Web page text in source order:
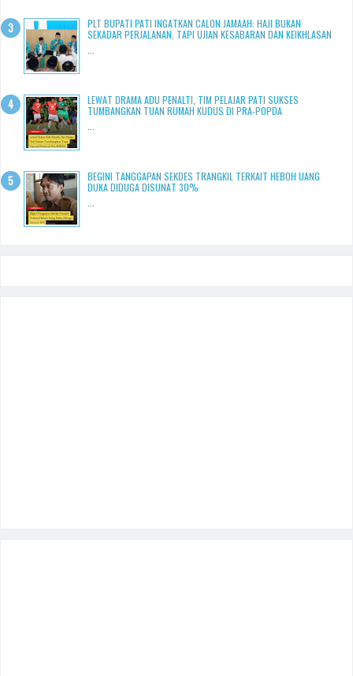
PLT BUPATI PATI INGATKAN CALON JAMAAH: HAJI BUKAN
SEKADAR PERJALANAN, TAPI UJIAN KESABARAN DAN KEIKHLASAN
LEWAT DRAMA ADU PENALTI, TIM PELAJAR PATI SUKSES
TUMBANGKAN TUAN RUMAH KUDUS DI PRA-POPDA
BEGINI TANGGAPAN SEKDES TRANGKIL TERKAIT HEBOH UANG
DUKA DIDUGA DISUNAT 30%